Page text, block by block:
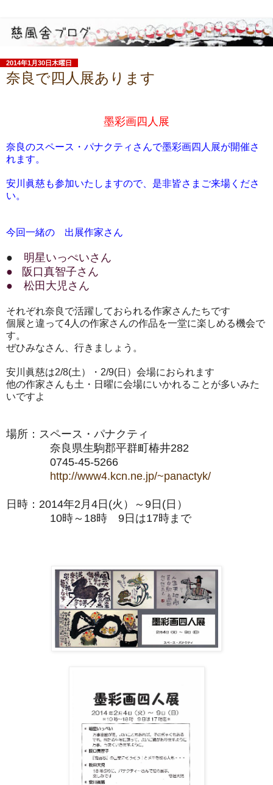
2014年1月30日木曜日
奈良で四人展あります
墨彩画四人展
奈良のスペース・パナクティさんで墨彩画四人展が開催さ
れます。
安川眞慈も参加いたしますので、是非皆さまご来場くださ
い。
今回一緒の 出展作家さん
● 明星いっぺいさん
● 阪口真智子さん
● 松田大児さん
それぞれ奈良で活躍しておられる作家さんたちです
個展と違って4人の作家さんの作品を一堂に楽しめる機会で
す。
ぜひみなさん、行きましょう。
安川眞慈は2/8(土）・2/9(日）会場におられます
他の作家さんも土・日曜に会場にいかれることが多いみた
いですよ
場所：スペース・パナクティ
奈良県生駒郡平群町椿井282
0745-45-5266
http://www4.kcn.ne.jp/~panactyk/
日時：2014年2月4日(火）～9日(日）
10時～18時 9日は17時まで